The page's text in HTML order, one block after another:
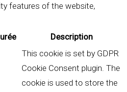
features of the website,
Description
This cookie is set by GDPR
Cookie Consent plugin. The
cookie is used to store the